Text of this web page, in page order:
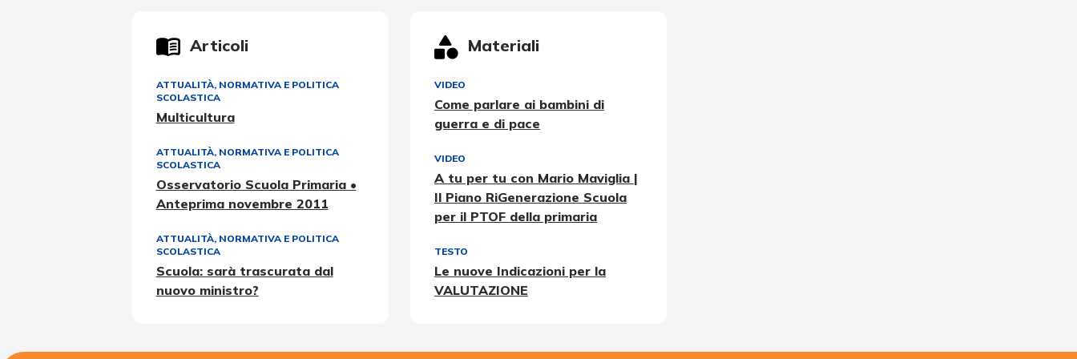
Articoli
ATTUALITÀ, NORMATIVA E POLITICA
SCOLASTICA
Multicultura
ATTUALITÀ, NORMATIVA E POLITICA
SCOLASTICA
Osservatorio Scuola Primaria •
Anteprima novembre 2011
ATTUALITÀ, NORMATIVA E POLITICA
SCOLASTICA
Scuola: sarà trascurata dal
nuovo ministro?
Materiali
VIDEO
Come parlare ai bambini di
guerra e di pace
VIDEO
A tu per tu con Mario Maviglia |
Il Piano RiGenerazione Scuola
per il PTOF della primaria
TESTO
Le nuove Indicazioni per la
VALUTAZIONE